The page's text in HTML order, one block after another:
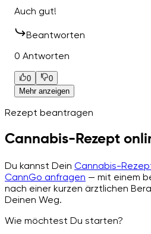
Auch gut!
Beantworten
0 Antworten
0
0
Mehr anzeigen
Rezept beantragen
Cannabis-Rezept
Du kannst Dein Cannabis-
CannGo anfragen — mit einem
nach einer kurzen ärztlichen
Deinen Weg.
Wie möchtest Du starten?